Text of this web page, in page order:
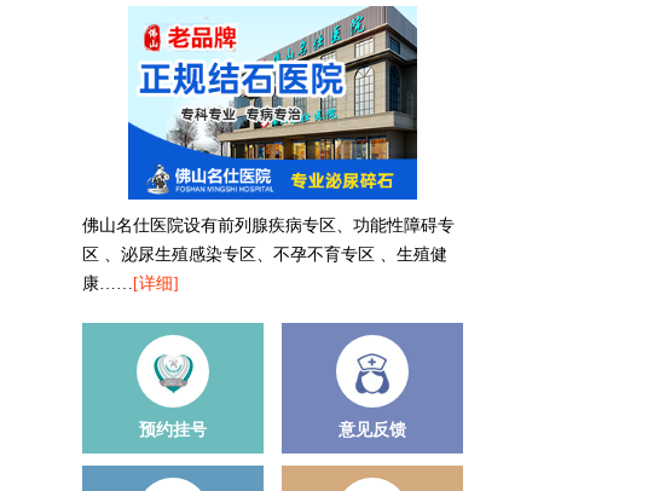
佛山名仕医院设有前列腺疾病专区、功能性障碍专
区 、泌尿生殖感染专区、不孕不育专区 、生殖健
康…… [详细]
预约挂号 意见反馈